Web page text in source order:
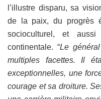
l’illustre disparu, sa
de la paix, du progrès
socioculturel, et
continentale. “Le
multiples facettes. Il
exceptionnelles, une
courage et sa droiture.